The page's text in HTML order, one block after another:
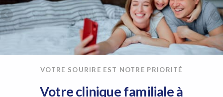
VOTRE SOURIRE EST NOTRE PRIORITÉ
Votre clinique familiale à